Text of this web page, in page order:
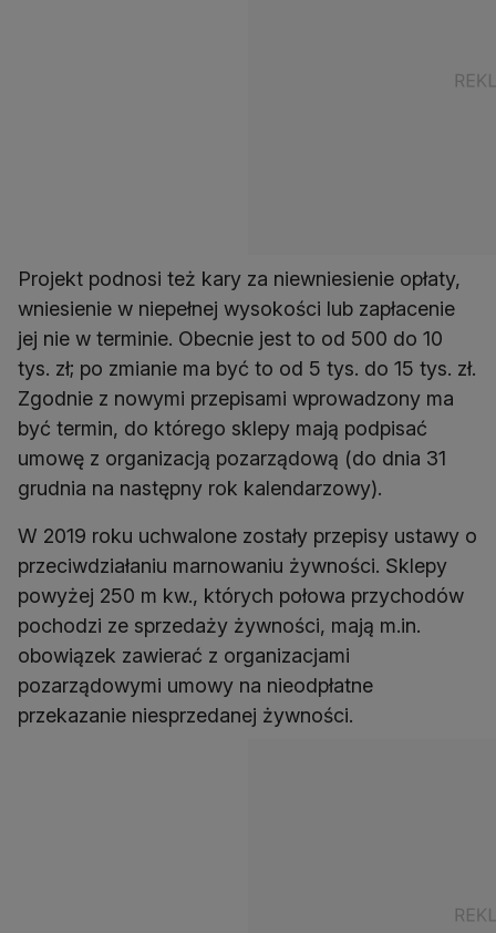
Projekt podnosi też kary za niewniesienie opłaty,
wniesienie w niepełnej wysokości lub zapłacenie
jej nie w terminie. Obecnie jest to od 500 do 10
tys. zł; po zmianie ma być to od 5 tys. do 15 tys. zł.
Zgodnie z nowymi przepisami wprowadzony ma
być termin, do którego sklepy mają podpisać
umowę z organizacją pozarządową (do dnia 31
grudnia na następny rok kalendarzowy).
W 2019 roku uchwalone zostały przepisy ustawy o
przeciwdziałaniu marnowaniu żywności. Sklepy
powyżej 250 m kw., których połowa przychodów
pochodzi ze sprzedaży żywności, mają m.in.
obowiązek zawierać z organizacjami
pozarządowymi umowy na nieodpłatne
przekazanie niesprzedanej żywności.